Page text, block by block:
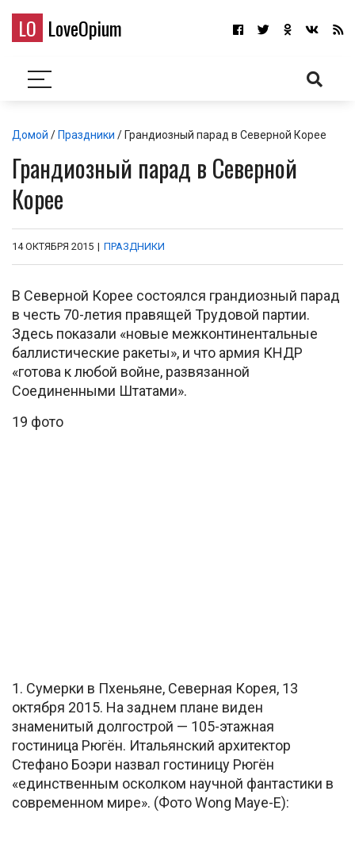
LO LoveOpium
Домой / Праздники / Грандиозный парад в Северной Корее
Грандиозный парад в Северной
Корее
14 ОКТЯБРЯ 2015 | ПРАЗДНИКИ
В Северной Корее состоялся грандиозный парад
в честь 70-летия правящей Трудовой партии.
Здесь показали «новые межконтинентальные
баллистические ракеты», и что армия КНДР
«готова к любой войне, развязанной
Соединенными Штатами».
19 фото
1. Сумерки в Пхеньяне, Северная Корея, 13
октября 2015. На заднем плане виден
знаменитый долгострой — 105-этажная
гостиница Рюгён. Итальянский архитектор
Стефано Боэри назвал гостиницу Рюгён
«единственным осколком научной фантастики в
современном мире». (Фото Wong Maye-E):